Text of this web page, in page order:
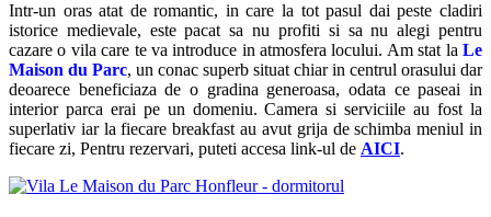
Intr-un oras atat de romantic, in care la tot pasul dai peste cladiri
istorice medievale, este pacat sa nu profiti si sa nu alegi pentru
cazare o vila care te va introduce in atmosfera locului. Am stat la Le
Maison du Parc, un conac superb situat chiar in centrul orasului dar
deoarece beneficiaza de o gradina generoasa, odata ce paseai in
interior parca erai pe un domeniu. Camera si serviciile au fost la
superlativ iar la fiecare breakfast au avut grija de schimba meniul in
fiecare zi, Pentru rezervari, puteti accesa link-ul de AICI.